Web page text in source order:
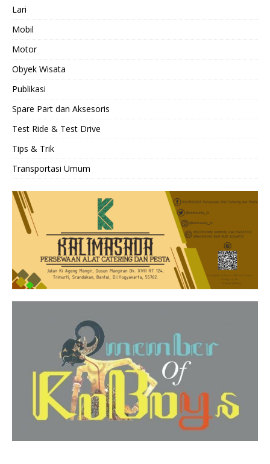
Lari
Mobil
Motor
Obyek Wisata
Publikasi
Spare Part dan Aksesoris
Test Ride & Test Drive
Tips & Trik
Transportasi Umum